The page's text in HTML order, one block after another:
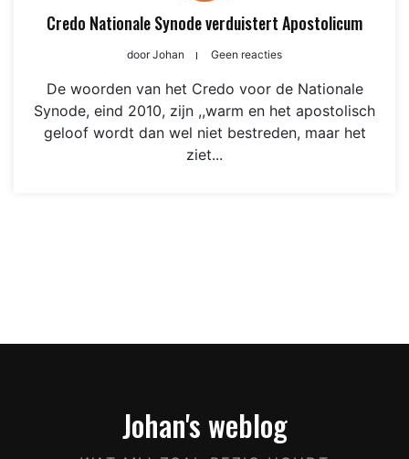
Credo Nationale Synode verduistert Apostolicum
doorJohan Geen reacties
De woorden van het Credo voor de Nationale
Synode, eind 2010, zijn ,,warm en het apostolisch
geloof wordt dan wel niet bestreden, maar het
ziet...
Johan's weblog